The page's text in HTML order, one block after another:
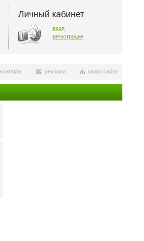
Личный кабинет
вход
регистрация
карта сайта
реклама
контакты